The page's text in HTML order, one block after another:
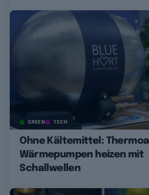
GREEN TECH
Ohne Kältemittel:
Wärmepumpen heizen mit
Schallwellen